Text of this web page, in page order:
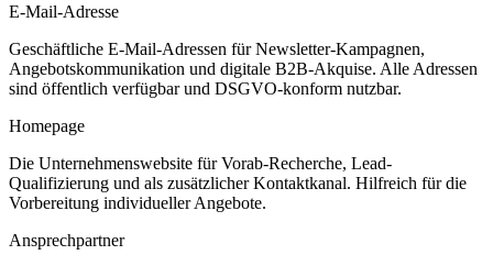
E-Mail-Adresse
Geschäftliche E-Mail-Adressen für Newsletter-Kampagnen,
Angebotskommunikation und digitale B2B-Akquise. Alle Adressen
sind öffentlich verfügbar und DSGVO-konform nutzbar.
Homepage
Die Unternehmenswebsite für Vorab-Recherche, Lead-
Qualifizierung und als zusätzlicher Kontaktkanal. Hilfreich für die
Vorbereitung individueller Angebote.
Ansprechpartner